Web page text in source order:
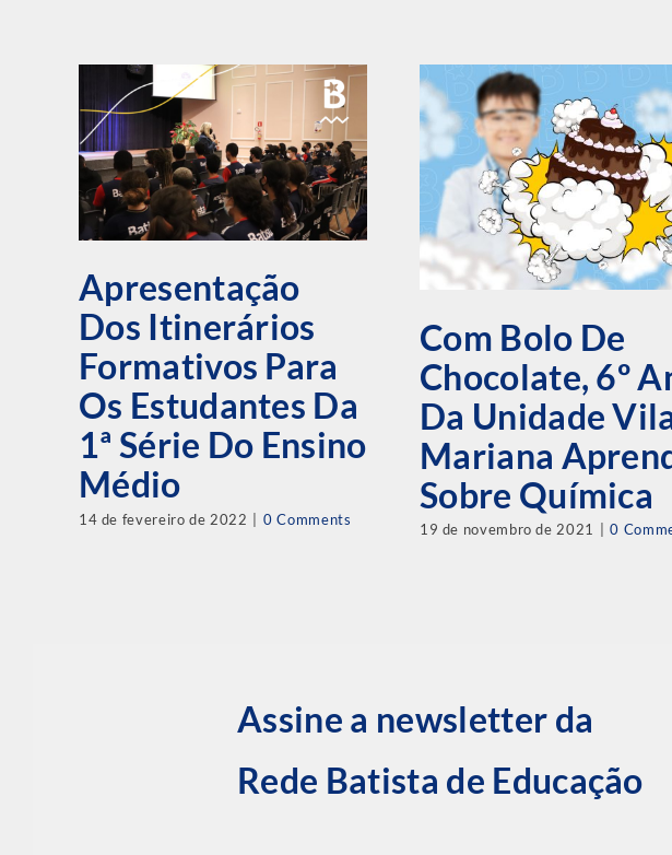
Apresentação
Dos Itinerários
Formativos Para
Os Estudantes Da
1ª Série Do Ensino
Médio
14 de fevereiro de 2022 0 Comments
Com Bolo De
Chocolate, 6º
Da Unidade
Mariana
Sobre Química
19 de novembro de 2021 0
Assine a newsletter da
Rede Batista de Educação